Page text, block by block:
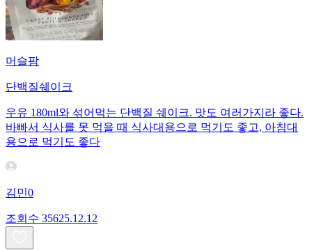
머슬팜
단백질쉐이크
우유 180ml와 섞어먹는 단백질 쉐이크. 맛도 여러가지라 좋다.
바빠서 식사를 못 먹을 때 식사대용으로 먹기도 좋고, 아침대
용으로 먹기도 좋다
김민0
조회수 35625.12.12